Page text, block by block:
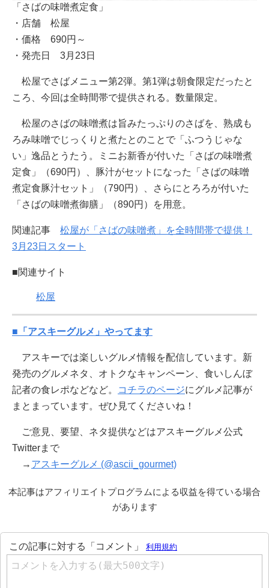
「さばの味噌煮定食」
・店舗 松屋
・価格 690円～
・発売日 3月23日
松屋でさばメニュー第2弾。第1弾は朝食限定だったと
ころ、今回は全時間帯で提供される。数量限定。
松屋のさばの味噌煮は旨みたっぷりのさばを、熟成も
ろみ味噌でじっくりと煮たとのことで「ふつうじゃな
い」逸品とうたう。ミニお新香が付いた「さばの味噌煮
定食」（690円）、豚汁がセットになった「さばの味噌
煮定食豚汁セット」（790円）、さらにとろろが付いた
「さばの味噌煮御膳」（890円）を用意。
関連記事 松屋が「さばの味噌煮」を全時間帯で提供！
3月23日スタート
■関連サイト
松屋
■「アスキーグルメ」やってます
アスキーでは楽しいグルメ情報を配信しています。新
発売のグルメネタ、オトクなキャンペーン、食いしんぼ
記者の食レポなどなど。
コチラのページにグルメ記事が
まとまっています。ぜひ見てくださいね！
ご意見、要望、ネタ提供などはアスキーグルメ公式
Twitterまで
→ アスキーグルメ (@ascii_gourmet)
本記事はアフィリエイトプログラムによる収益を得ている場合
があります